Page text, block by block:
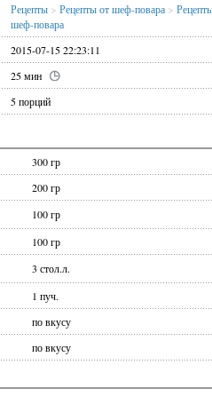
Рецепты > Рецепты от шеф-повара >
шеф-повара
2015-07-15 22:23:11
25 мин
5 порций
300 гр
200 гр
100 гр
100 гр
3 стол.л.
1 пуч.
по вкусу
по вкусу